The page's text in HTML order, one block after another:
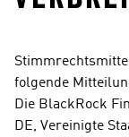
folgende
Die BlackRock
DE, Vereinigte